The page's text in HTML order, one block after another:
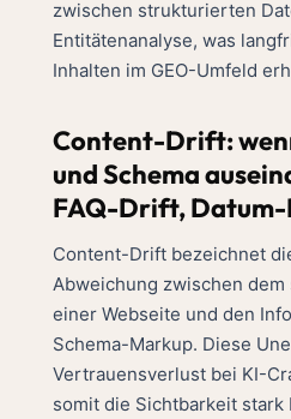
zwischen strukturierten
Entitätenanalyse, was
Inhalten im GEO-Umfeld
Content-Drift:
und Schema
FAQ-Drift,
Content-Drift bezeichnet
Abweichung zwischen
einer Webseite und den
Schema-Markup. Diese
Vertrauensverlust bei KI-
somit die Sichtbarkeit stark